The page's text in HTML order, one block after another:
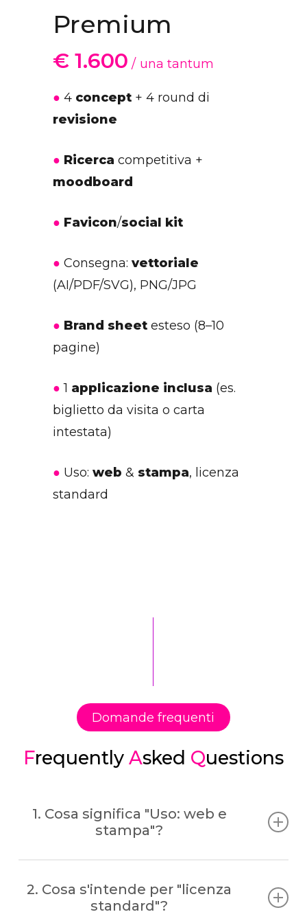
Premium
€1.600 una tantum
● 4 concept+ 4 round di
revisione
● Ricerca competitiva +
moodboard
● Favicon/social kit
● Consegna: vettoriale
(AI/PDF/SVG), PNG/JPG
● Brand sheetesteso (8–10
pagine)
●1 applicazione inclusa (es.
biglietto da visita o carta
intestata)
● Uso: web & stampa, licenza
standard
Domande frequenti
Frequently Asked Questions
1. Cosa significa "Uso: web e
stampa"?
può essere usato nei seguenti contesti
2. Cosa s'intende per "licenza
standard"?